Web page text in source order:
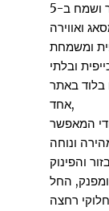
ושמח ב-5
ואווירה
ובלתי
בלוד באתר
אחד,
המאפשר
והפינוק
החל
רחצה